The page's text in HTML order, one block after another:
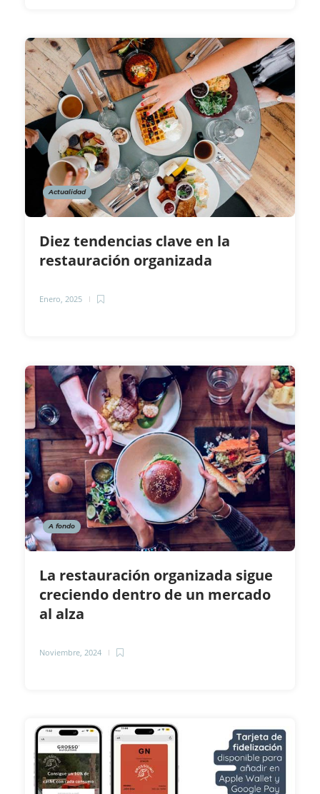
Actualidad
Diez tendencias clave en la
restauración organizada
Enero, 2025
A fondo
La restauración organizada sigue
creciendo dentro de un mercado
al alza
Noviembre, 2024